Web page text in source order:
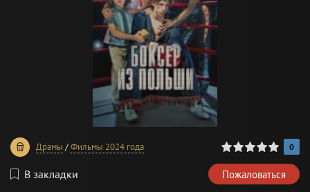
Драмы /Фильмы 2024 года
0 0
В закладки Пожаловаться